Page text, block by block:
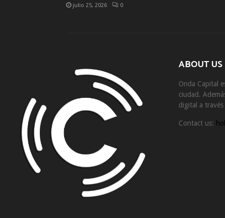
julio 25, 2026 0
ABOUT US
Onda Capital
ciudad.
digital a
Contact us: